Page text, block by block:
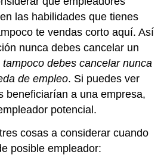
las habilidades que tienes
te vendas corto aquí. Así
nunca debes cancelar un
tampoco debes cancelar nunca
de empleo. Si puedes ver
beneficiarían a una empresa,
potencial.
cosas a considerar cuando
posible empleador: